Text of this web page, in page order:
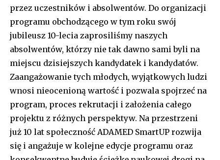
przez uczestników i absolwentów. Do organizacji
programu obchodzącego w tym roku swój
jubileusz 10-lecia zaprosiliśmy naszych
absolwentów, którzy nie tak dawno sami byli na
miejscu dzisiejszych kandydatek i kandydatów.
Zaangażowanie tych młodych, wyjątkowych ludzi
wnosi nieocenioną wartość i pozwala spojrzeć na
program, proces rekrutacji i założenia całego
projektu z różnych perspektyw. Na przestrzeni
już 10 lat społeczność ADAMED SmartUP rozwija
się i angażuje w kolejne edycje programu oraz